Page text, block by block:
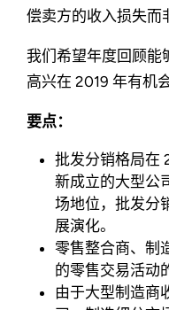
偿卖方的收入损失而
我们希望年度回顾能
高兴在 2019 年有机
要点：
批发分销格局在
新成立的大型公
场地位，批发分
展演化。
零售整合商、制
的零售交易活动
由于大型制造商